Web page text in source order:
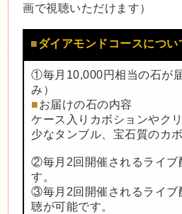
画で視聴いただけます）
■ダイアモンドコースについ
①毎月10,000円相当の石が
み）
■お届けの石の内容
ケース入りカボションやク
少なタンブル、宝石質のカ
②毎月2回開催されるライブ
す。
③毎月2回開催されるライブ
聴が可能です。